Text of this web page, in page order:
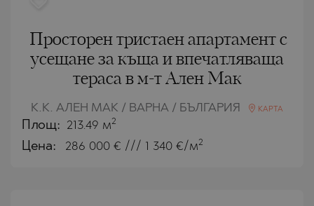
Просторен тристаен апартамент с
усещане за къща и впечатляваща
тераса в м-т Ален Мак
К.К. АЛЕН МАК / ВАРНА / БЪЛГАРИЯ КАРТА
Площ: 213.49 м2
Цена: 286 000 € /// 1 340 €/м2